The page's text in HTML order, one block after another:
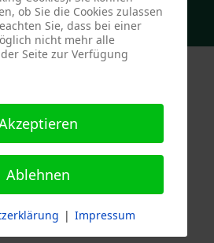
ob Sie die Cookies zulassen
Sie, dass bei einer
nicht mehr alle
Seite zur Verfügung
Ablehnen
| Impressum